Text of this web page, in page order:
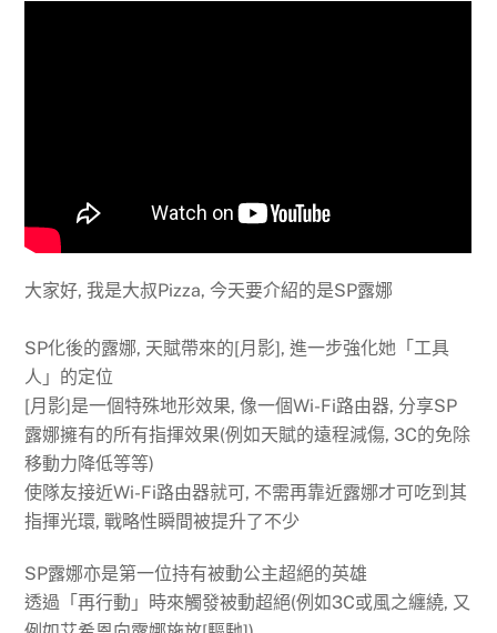
大家好, 我是大叔Pizza, 今天要介紹的是SP露娜
SP化後的露娜, 天賦帶來的[月影], 進一步強化她「工具
人」的定位
[月影]是一個特殊地形效果, 像一個Wi-Fi路由器, 分享SP
露娜擁有的所有指揮效果(例如天賦的遠程減傷, 3C的免除
移動力降低等等)
使隊友接近Wi-Fi路由器就可, 不需再靠近露娜才可吃到其
指揮光環, 戰略性瞬間被提升了不少
SP露娜亦是第一位持有被動公主超絕的英雄
透過「再行動」時來觸發被動超絕(例如3C或風之纏繞, 又